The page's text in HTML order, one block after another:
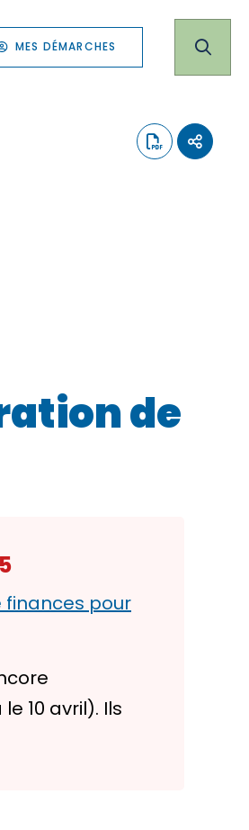
MES DÉMARCHES
de
finances pour
10 avril). Ils